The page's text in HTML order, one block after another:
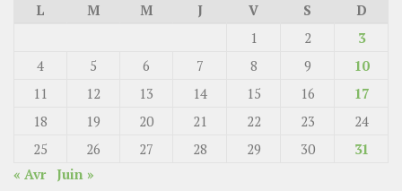
L
M M J V S
D
1
2
3
4
5 6 7 8 9
10
11
12 13 14 15 16
17
18
19 20 21 22 23
24
25
26 27 28 29 30
31
« Avr
Juin »